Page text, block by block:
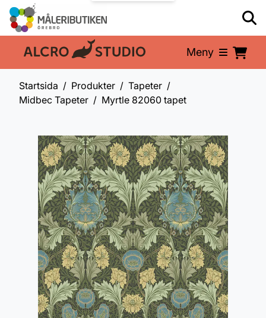
En del av: Meny
Startsida Produkter
Tapeter
Midbec Tapeter
Myrtle 82060 tapet